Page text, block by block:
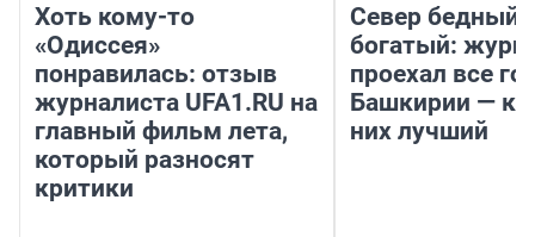
Хоть кому-то
«Одиссея»
понравилась: отзыв
журналиста UFA1.RU на
главный фильм лета,
который разносят
критики
Север бедный,
богатый:
проехал все
Башкирии —
них лучший